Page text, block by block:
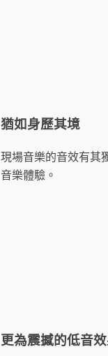
猶如身歷其境
現場音樂的音效有其
音樂體驗。
更為震撼的低音